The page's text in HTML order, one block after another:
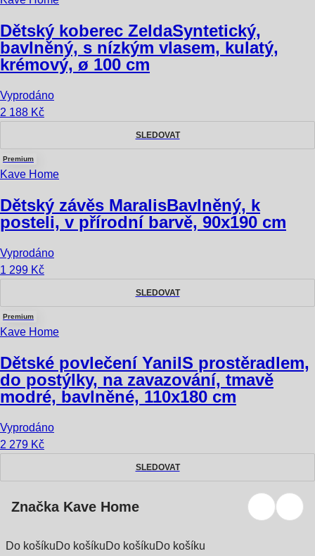
Dětský koberec ZeldaSyntetický,
bavlněný, s nízkým vlasem, kulatý,
krémový, ø 100 cm
Vyprodáno
2 188 Kč
SLEDOVAT
Premium
Kave Home
Dětský závěs MaralisBavlněný, k
posteli, v přírodní barvě, 90x190 cm
Vyprodáno
1 299 Kč
SLEDOVAT
Premium
Kave Home
Dětské povlečení YanilS prostěradlem,
do postýlky, na zavazování, tmavě
modré, bavlněné, 110x180 cm
Vyprodáno
2 279 Kč
SLEDOVAT
Značka Kave Home
Do košíkuDo košíkuDo košíkuDo košíku